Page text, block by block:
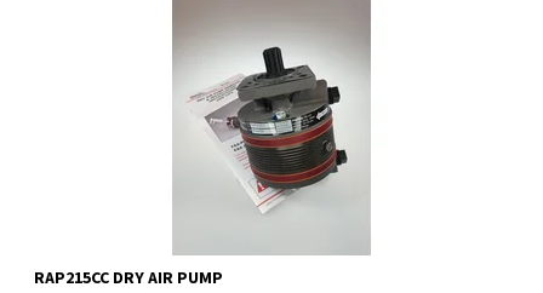
Vakuová pumpa RAP215CC
RAP215CC DRY AIR PUMP